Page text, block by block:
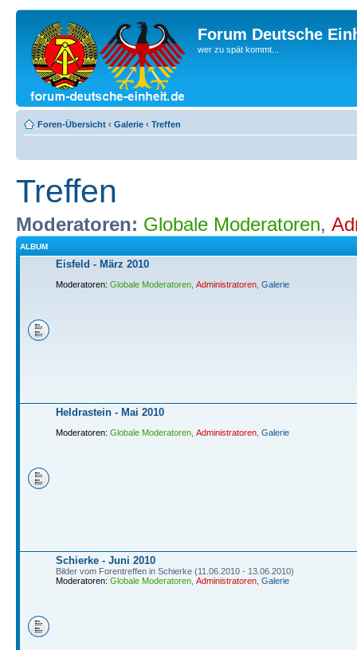
Forum Deutsche
wer zu spät kommt...
Foren-Übersicht ‹ Galerie ‹ Treffen
Treffen
Moderatoren: Globale Moderatoren,
ALBUM
Eisfeld - März 2010
Moderatoren: Globale Moderatoren Administratoren Galerie
Heldrastein - Mai 2010
Moderatoren: Globale Moderatoren Administratoren Galerie
Schierke - Juni 2010
Bilder vom Forentreffen in Schierke (11.06.2010 - 13.06.2010)
Moderatoren: Globale Moderatoren Administratoren Galerie